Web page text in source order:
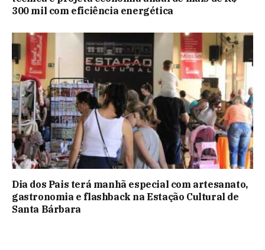
300 mil com eficiência energética
Dia dos Pais terá manhã especial com artesanato,
gastronomia e flashback na Estação Cultural de
Santa Bárbara